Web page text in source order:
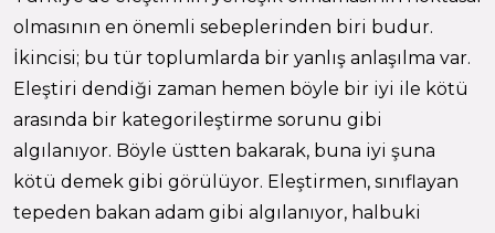
olmasının en önemli sebeplerinden biri budur.
İkincisi; bu tür toplumlarda bir yanlış anlaşılma var.
Eleştiri dendiği zaman hemen böyle bir iyi ile kötü
arasında bir kategorileştirme sorunu gibi
algılanıyor. Böyle üstten bakarak, buna iyi şuna
kötü demek gibi görülüyor. Eleştirmen, sınıflayan
tepeden bakan adam gibi algılanıyor, halbuki